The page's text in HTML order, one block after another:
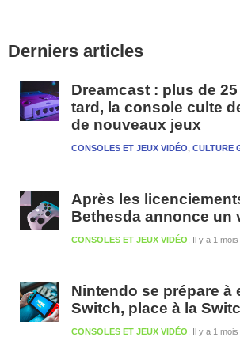
latérale
Derniers articles
Dreamcast : plus de
tard, la console culte
de nouveaux jeux
CONSOLES ET JEUX VIDÉO, CULTURE
Après les
Bethesda annonce un
Il y a 1
CONSOLES ET JEUX VIDÉO
Nintendo se prépare à
Switch, place à la
Il y a 1
CONSOLES ET JEUX VIDÉO